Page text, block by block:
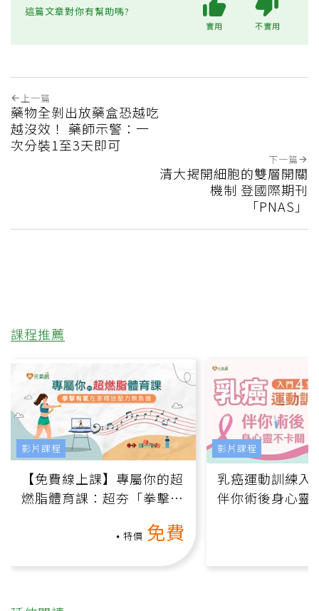
這篇文章對你有幫助嗎?
實用 不實用
上一篇
藥物全剝出放藥盒恐越吃
越沒效！ 藥師示警：一
次分裝1至3天即可
下一篇
清大揭開細胞的雙層開關
機制 登國際期刊
「PNAS」
課程推薦
【免費線上課】專屬你的超
燃脂體育課：超夯「拳擊有
特價 免費
影片課程
乳癌運動訓練入
伴你術後身心靈
影片課程